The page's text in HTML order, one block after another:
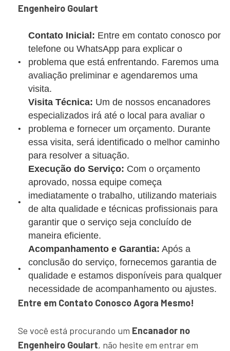
Engenheiro Goulart
Contato Inicial: Entre em contato conosco por
telefone ou WhatsApp para explicar o
problema que está enfrentando. Faremos uma
avaliação preliminar e agendaremos uma
visita.
Visita Técnica: Um de nossos encanadores
especializados irá até o local para avaliar o
problema e fornecer um orçamento. Durante
essa visita, será identificado o melhor caminho
para resolver a situação.
Execução do Serviço: Com o orçamento
aprovado, nossa equipe começa
imediatamente o trabalho, utilizando materiais
de alta qualidade e técnicas profissionais para
garantir que o serviço seja concluído de
maneira eficiente.
Acompanhamento e Garantia: Após a
conclusão do serviço, fornecemos garantia de
qualidade e estamos disponíveis para qualquer
necessidade de acompanhamento ou ajustes.
Entre em Contato Conosco Agora Mesmo!
Se você está procurando um Encanador no
Engenheiro Goulart, não hesite em entrar em